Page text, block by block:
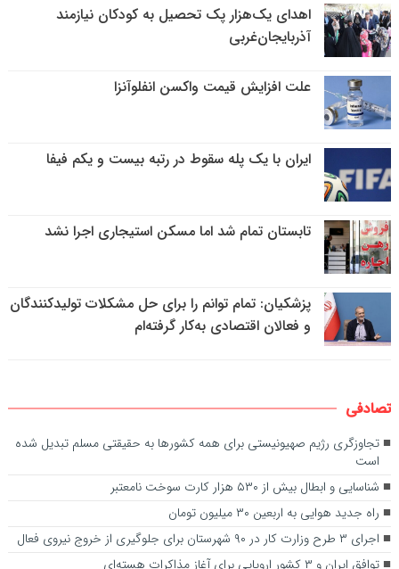
اهدای یک‌هزار پک تحصیل به کودکان نیازمند
آذربایجان‌غربی
علت افزایش قیمت واکسن انفلوآنزا
ایران با یک پله سقوط در رتبه بیست و یکم فیفا
تابستان تمام شد اما مسکن استیجاری اجرا نشد
پزشکیان: تمام توانم را برای حل مشکلات تولیدکنندگان
و فعالان اقتصادی به‌کار گرفته‌ام
تصادفی
تجاوزگری رژیم صهیونیستی برای همه کشور‌ها به حقیقتی مسلم تبدیل شده
است
شناسایی و ابطال بیش از ۵۳۰ هزار کارت سوخت نامعتبر
راه جدید هوایی به اربعین ۳۰ میلیون تومان
اجرای ۳ طرح وزارت کار در ۹۰ شهرستان برای جلوگیری از خروج نیروی فعال
توافق ایران و ۳ کشور اروپایی برای آغاز مذاکرات هسته‌ای